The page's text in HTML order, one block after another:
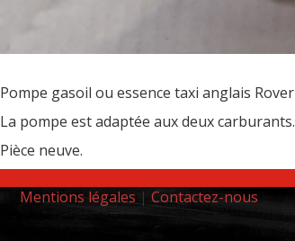
Pompe gasoil ou essence taxi anglais Rover
La pompe est adaptée aux deux carburants.
Pièce neuve.
Mentions légales | Contactez-nous